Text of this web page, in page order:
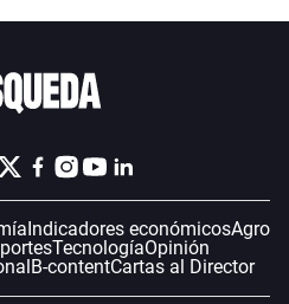
Indicadores económicosAgro
TecnologíaOpinión
B-contentCartas al Director